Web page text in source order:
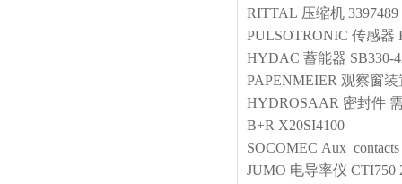
RITTAL 压缩机 3397489
PULSOTRONIC 传感器
HYDAC 蓄能器 SB330-
PAPENMEIER 观察窗装
HYDROSAAR 密封件
B+R X20SI4100
SOCOMEC Aux
JUMO 电导率仪 CTI750